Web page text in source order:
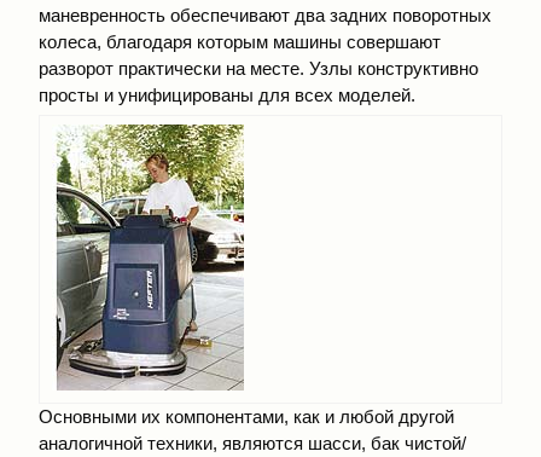
маневренность обеспечивают два задних поворотных
колеса, благодаря которым машины совершают
разворот практически на месте. Узлы конструктивно
просты и унифицированы для всех моделей.
Основными их компонентами, как и любой другой
аналогичной техники, являются шасси, бак чистой/